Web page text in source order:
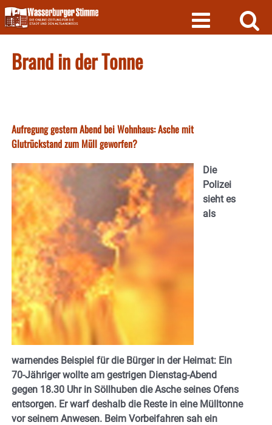
Skip
to
content
Brand in der Tonne
Aufregung gestern Abend bei Wohnhaus: Asche mit
Glutrückstand zum Müll geworfen?
Die
Polizei
sieht es
als
warnendes Beispiel für die Bürger in der Heimat: Ein
70-Jähriger wollte am gestrigen Dienstag-Abend
gegen 18.30 Uhr in Söllhuben die Asche seines Ofens
entsorgen. Er warf deshalb die Reste in eine Mülltonne
vor seinem Anwesen. Beim Vorbeifahren sah ein